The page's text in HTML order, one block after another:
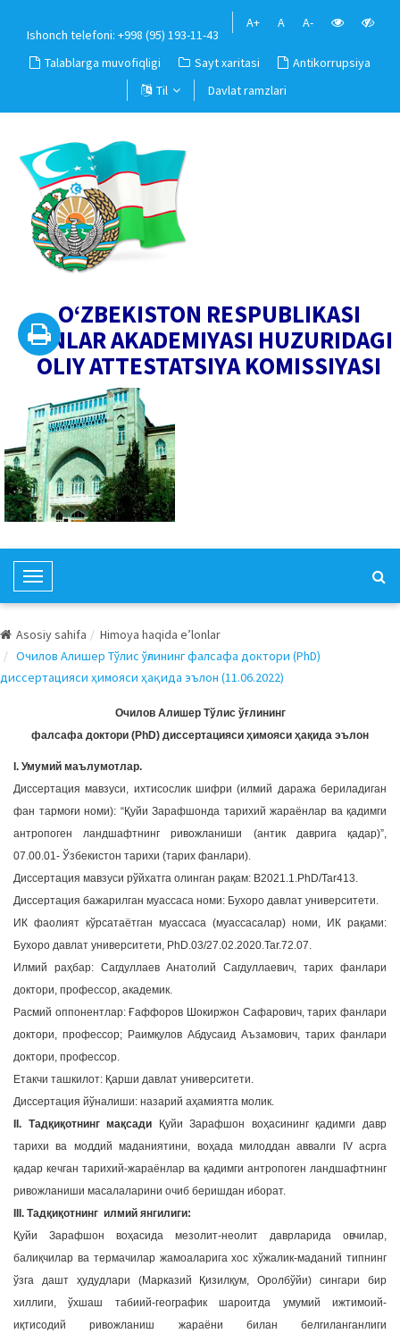
Ishonch telefoni: +998 (95) 193-11-43
A+ A A-
Talablarga muvofiqligi Sayt xaritasi
Antikorrupsiya
Til
Davlat ramzlari
O‘ZBEKISTON RESPUBLIKASI
FANLAR AKADEMIYASI HUZURIDAGI
OLIY ATTESTATSIYA KOMISSIYASI
T
o
g
l
e
a
i
g
a
t
i
o
n
Asosiy sahifa
Himoya haqida e’lonlar
Очилов Алишер Тўлис ўғлининг фалсафа доктори (PhD)
диссертацияси ҳимояси ҳақида эълон (11.06.2022)
Очилов Алишер Тўлис ўғлининг
фалсафа доктори (PhD) диссертацияси ҳимояси ҳақида эълон
I. Умумий маълумотлар.
Диссертация мавзуси, ихтисослик шифри (илмий даража бериладиган
фан тармоғи номи): “Қуйи Зарафшонда тарихий жараёнлар ва қадимги
антропоген ландшафтнинг ривожланиши (антик даврига қадар)”,
07.00.01- Ўзбекистон тарихи (тарих фанлари).
Диссертация мавзуси рўйхатга олинган рақам: В2021.1.PhD/Tar413.
Диссертация бажарилган муассаса номи: Бухоро давлат университети.
ИК фаолият кўрсатаётган муассаса (муассасалар) номи, ИК рақами:
Бухоро давлат университети, PhD.03/27.02.2020.Таr.72.07.
Илмий раҳбар: Cагдуллаев Анатолий Сагдуллаевич, тарих фанлари
доктори, профессор, академик.
Расмий оппонентлар: Ғаффоров Шокиржон Сафарович, тарих фанлари
доктори, профессор; Раимқулов Абдусаид Аъзамович, тарих фанлари
доктори, профессор.
Етакчи ташкилот: Қарши давлат университети.
Диссертация йўналиши: назарий аҳамиятга молик.
II. Тадқиқотнинг мақсади Қуйи Зарафшон воҳасининг қадимги давр
тарихи ва моддий маданиятини, воҳада милоддан аввалги IV асрга
қадар кечган тарихий-жараёнлар ва қадимги антропоген ландшафтнинг
ривожланиши масалаларини очиб беришдан иборат.
III. Тадқиқотнинг илмий янгилиги:
Қуйи Зарафшон воҳасида мезолит-неолит даврларида овчилар,
балиқчилар ва термачилар жамоаларига хос хўжалик-маданий типнинг
ўзга дашт ҳудудлари (Марказий Қизилқум, Оролбўйи) сингари бир
хиллиги, ўхшаш табиий-географик шароитда умумий ижтимоий-
иқтисодий ривожланиш жараёни билан белгиланганлиги